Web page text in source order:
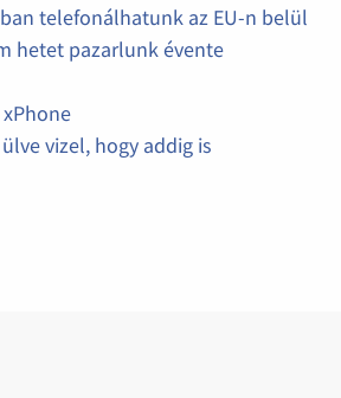
telefonálhatunk az EU-n belül
hetet pazarlunk évente
vizel, hogy addig is